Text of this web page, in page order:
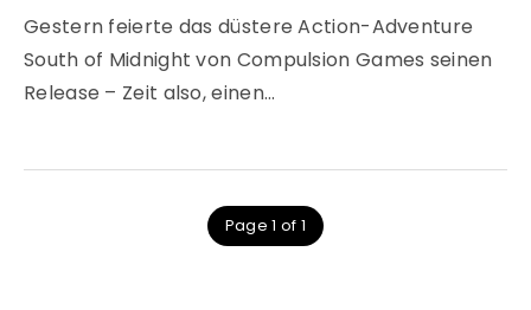
Gestern feierte das düstere Action-Adventure
South of Midnight von Compulsion Games seinen
Release – Zeit also, einen…
Page 1 of 1